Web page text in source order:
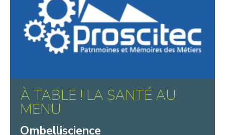
À TABLE ! LA SANTÉ AU
MENU
Ombelliscience